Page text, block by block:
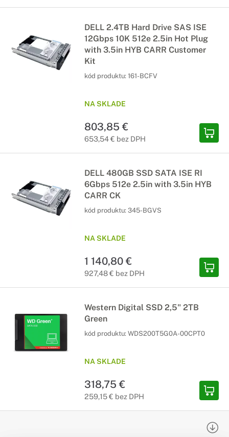
DELL 2.4TB Hard Drive SAS ISE
12Gbps 10K 512e 2.5in Hot Plug
with 3.5in HYB CARR Customer
Kit
kód produktu: 161-BCFV
NA SKLADE
803,85 €
653,54 € bez DPH
DELL 480GB SSD SATA ISE RI
6Gbps 512e 2.5in with 3.5in HYB
CARR CK
kód produktu: 345-BGVS
NA SKLADE
1 140,80 €
927,48 € bez DPH
Western Digital SSD 2,5" 2TB
Green
kód produktu: WDS200T5G0A-00CPT0
NA SKLADE
318,75 €
259,15 € bez DPH